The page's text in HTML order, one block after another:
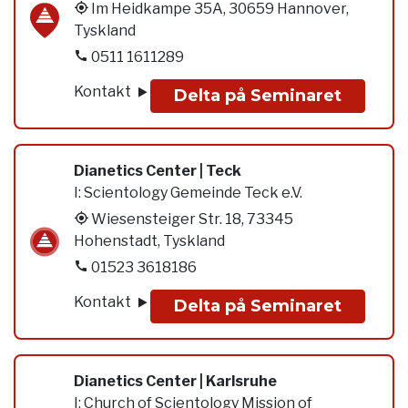
Im Heidkampe 35A, 30659 Hannover,
Tyskland
0511 1611289
Kontakt
Delta på Seminaret
Dianetics Center | Teck
I: Scientology Gemeinde Teck e.V.
Wiesensteiger Str. 18, 73345
Hohenstadt, Tyskland
01523 3618186
Kontakt
Delta på Seminaret
Dianetics Center | Karlsruhe
I: Church of Scientology Mission of